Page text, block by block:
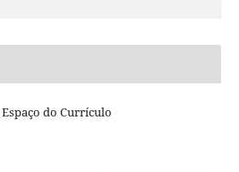
do Currículo